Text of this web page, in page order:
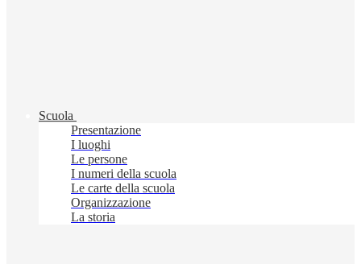
Scuola
Presentazione
I luoghi
Le persone
I numeri della scuola
Le carte della scuola
Organizzazione
La storia